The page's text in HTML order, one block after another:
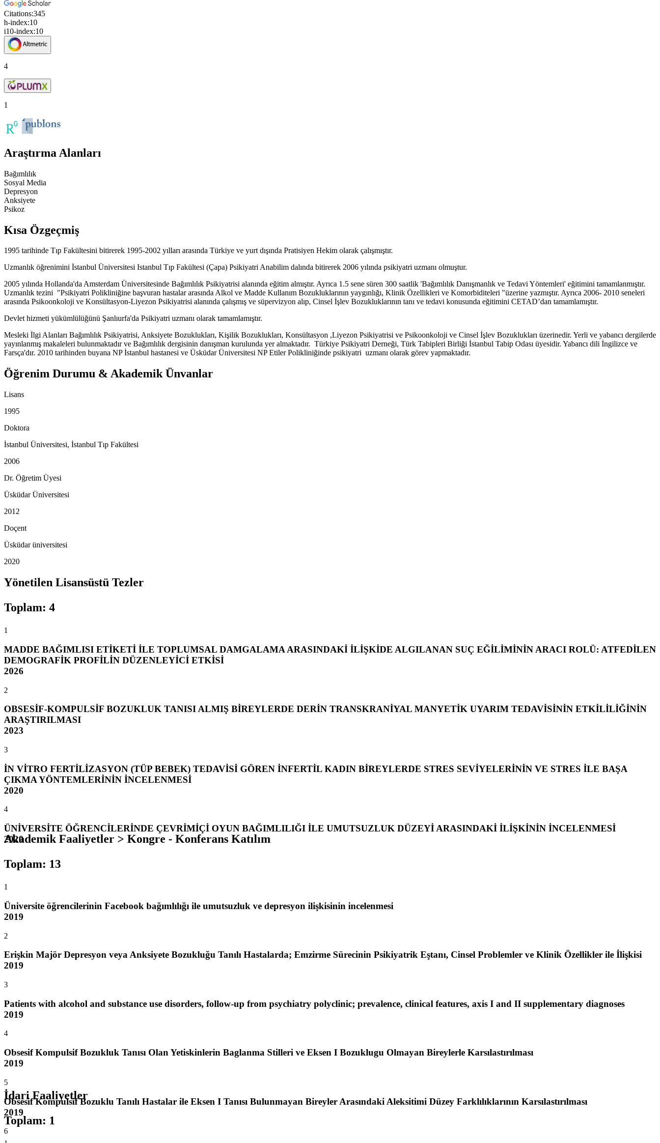
Citations:345
h-index:10
i10-index:10
4
1
Araştırma Alanları
Bağımlılık
Sosyal Media
Depresyon
Anksiyete
Psikoz
Kısa Özgeçmiş
1995 tarihinde Tıp Fakültesini bitirerek 1995-2002 yılları arasında Türkiye ve yurt dışında Pratisiyen Hekim olarak çalışmıştır.
Uzmanlık öğrenimini İstanbul Üniversitesi Istanbul Tıp Fakültesi (Çapa) Psikiyatri Anabilim dalında bitirerek 2006 yılında psikiyatri uzmanı olmuştur.
2005 yılında Hollanda'da Amsterdam Üniversitesinde Bağımlılık Psikiyatrisi alanında eğitim almıştır. Ayrıca 1.5 sene süren 300 saatlik 'Bağımlılık Danışmanlık ve Tedavi Yöntemleri' eğitimini tamamlanmıştır.
Uzmanlık tezini "Psikiyatri Polikliniğine başvuran hastalar arasında Alkol ve Madde Kullanım Bozukluklarının yaygınlığı, Klinik Özellikleri ve Komorbiditeleri "üzerine yazmıştır. Ayrıca 2006- 2010 seneleri
arasında Psikoonkoloji ve Konsültasyon-Liyezon Psikiyatrisi alanında çalışmış ve süpervizyon alıp, Cinsel İşlev Bozukluklarının tanı ve tedavi konusunda eğitimini CETAD’dan tamamlamıştır.
Devlet hizmeti yükümlülüğünü Şanlıurfa'da Psikiyatri uzmanı olarak tamamlamıştır.
Mesleki İlgi Alanları Bağımlılık Psikiyatrisi, Anksiyete Bozuklukları, Kişilik Bozuklukları, Konsültasyon ,Liyezon Psikiyatrisi ve Psikoonkoloji ve Cinsel İşlev Bozuklukları üzerinedir. Yerli ve yabancı dergilerde
yayınlanmış makaleleri bulunmaktadır ve Bağımlılık dergisinin danışman kurulunda yer almaktadır. Türkiye Psikiyatri Derneği, Türk Tabipleri Birliği İstanbul Tabip Odası üyesidir. Yabancı dili İngilizce ve
Farsça'dır. 2010 tarihinden buyana NP İstanbul hastanesi ve Üsküdar Üniversitesi NP Etiler Polikliniğinde psikiyatri uzmanı olarak görev yapmaktadır.
Öğrenim Durumu & Akademik Ünvanlar
Lisans
1995
Doktora
İstanbul Üniversitesi, İstanbul Tıp Fakültesi
2006
Dr. Öğretim Üyesi
Üsküdar Üniversitesi
2012
Doçent
Üsküdar üniversitesi
2020
Yönetilen Lisansüstü Tezler
Toplam: 4
1
MADDE BAĞIMLISI ETİKETİ İLE TOPLUMSAL DAMGALAMA ARASINDAKİ İLİŞKİDE ALGILANAN SUÇ EĞİLİMİNİN ARACI ROLÜ: ATFEDİLEN
DEMOGRAFİK PROFİLİN DÜZENLEYİCİ ETKİSİ
2026
2
OBSESİF-KOMPULSİF BOZUKLUK TANISI ALMIŞ BİREYLERDE DERİN TRANSKRANİYAL MANYETİK UYARIM TEDAVİSİNİN ETKİLİLİĞİNİN
ARAŞTIRILMASI
2023
3
İN VİTRO FERTİLİZASYON (TÜP BEBEK) TEDAVİSİ GÖREN İNFERTİL KADIN BİREYLERDE STRES SEVİYELERİNİN VE STRES İLE BAŞA
ÇIKMA YÖNTEMLERİNİN İNCELENMESİ
2020
4
ÜNİVERSİTE ÖĞRENCİLERİNDE ÇEVRİMİÇİ OYUN BAĞIMLILIĞI İLE UMUTSUZLUK DÜZEYİ ARASINDAKİ İLİŞKİNİN İNCELENMESİ
2020
Akademik Faaliyetler > Kongre - Konferans Katılım
Toplam: 13
1
Üniversite öğrencilerinin Facebook bağımlılığı ile umutsuzluk ve depresyon ilişkisinin incelenmesi
2019
2
Erişkin Majör Depresyon veya Anksiyete Bozukluğu Tanılı Hastalarda; Emzirme Sürecinin Psikiyatrik Eştanı, Cinsel Problemler ve Klinik Özellikler ile İlişkisi
2019
3
Patients with alcohol and substance use disorders, follow-up from psychiatry polyclinic; prevalence, clinical features, axis I and II supplementary diagnoses
2019
4
Obsesif Kompulsif Bozukluk Tanısı Olan Yetiskinlerin Baglanma Stilleri ve Eksen I Bozuklugu Olmayan Bireylerle Karsılastırılması
2019
5
Obsesif Kompulsif Bozuklu Tanılı Hastalar ile Eksen I Tanısı Bulunmayan Bireyler Arasındaki Aleksitimi Düzey Farklılıklarının Karsılastırılması
2019
6
İdari Faaliyetler
Toplam: 1